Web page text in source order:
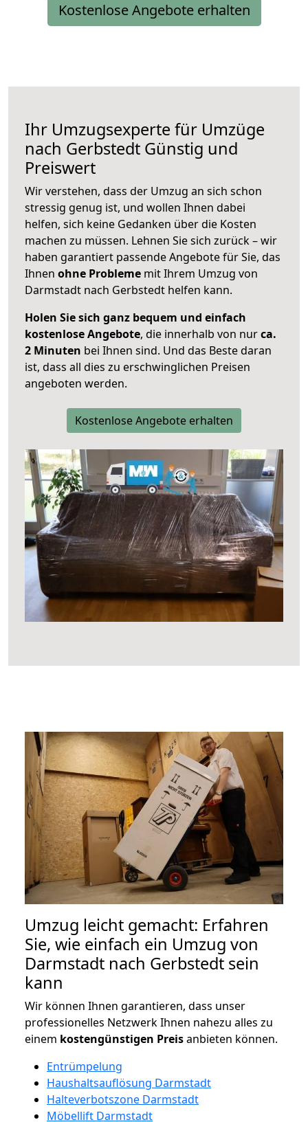
Kostenlose Angebote erhalten
Ihr Umzugsexperte für Umzüge
nach Gerbstedt Günstig und
Preiswert
Wir verstehen, dass der Umzug an sich schon
stressig genug ist, und wollen Ihnen dabei
helfen, sich keine Gedanken über die Kosten
machen zu müssen. Lehnen Sie sich zurück – wir
haben garantiert passende Angebote für Sie, das
Ihnen ohne Probleme mit Ihrem Umzug von
Darmstadt nach Gerbstedt helfen kann.
Holen Sie sich ganz bequem und einfach
kostenlose Angebote, die innerhalb von nurca.
2 Minuten bei Ihnen sind. Und das Beste daran
ist, dass all dies zu erschwinglichen Preisen
angeboten werden.
Kostenlose Angebote erhalten
Umzug leicht gemacht: Erfahren
Sie, wie einfach ein Umzug von
Darmstadt nach Gerbstedt sein
kann
Wir können Ihnen garantieren, dass unser
professionelles Netzwerk Ihnen nahezu alles zu
einem kostengünstigen Preisanbieten können.
Entrümpelung
Haushaltsauflösung Darmstadt
Halteverbotszone Darmstadt
Möbellift Darmstadt